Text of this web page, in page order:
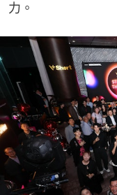
力。